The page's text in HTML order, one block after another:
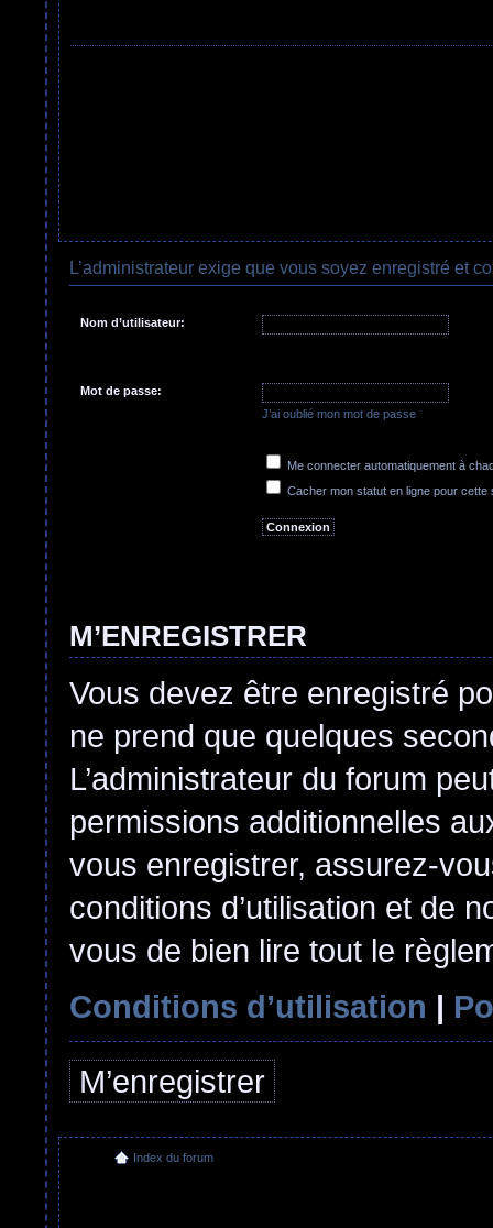
L’administrateur exige que vous soyez enregistré et
Nom d’utilisateur:
Mot de passe:
J’ai oublié mon mot de passe
Me connecter automatiquement à
Cacher mon statut en ligne pour cette
M’ENREGISTRER
Vous devez être enregistré
ne prend que quelques
L’administrateur du forum
permissions additionnelles
vous enregistrer, assurez-
conditions d’utilisation et de
vous de bien lire tout le
Conditions d’utilisation |
M’enregistrer
Index du forum